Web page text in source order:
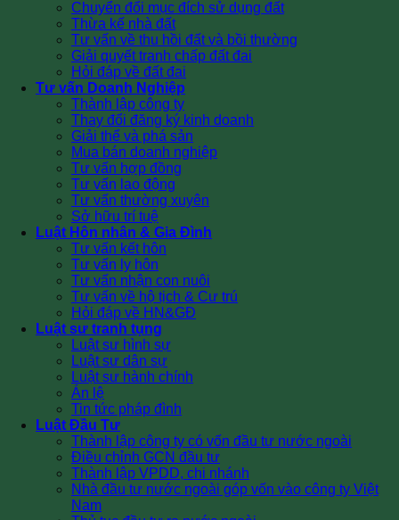
Chuyển đổi mục đích sử dụng đất
Thừa kế nhà đất
Tư vấn về thu hồi đất và bồi thường
Giải quyết tranh chấp đất đai
Hỏi đáp về đất đai
Tư vấn Doanh Nghiệp
Thành lập công ty
Thay đổi đăng ký kinh doanh
Giải thể và phá sản
Mua bán doanh nghiệp
Tư vấn hợp đồng
Tư vấn lao động
Tư vấn thường xuyên
Sở hữu trí tuệ
Luật Hôn nhân & Gia Đình
Tư vấn kết hôn
Tư vấn ly hôn
Tư vấn nhận con nuôi
Tư vấn về hộ tịch & Cư trú
Hỏi đáp về HN&GĐ
Luật sư tranh tụng
Luật sư hình sự
Luật sư dân sự
Luật sư hành chính
Án lệ
Tin tức pháp đình
Luật Đầu Tư
Thành lập công ty có vốn đầu tư nước ngoài
Điều chỉnh GCN đầu tư
Thành lập VPDD, chi nhánh
Nhà đầu tư nước ngoài góp vốn vào công ty Việt
Nam